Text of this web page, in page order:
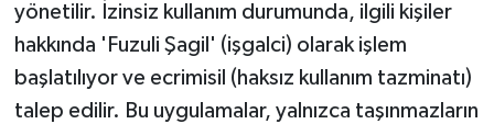
yönetilir. İzinsiz kullanım durumunda, ilgili kişiler
hakkında 'Fuzuli Şagil' (işgalci) olarak işlem
başlatılıyor ve ecrimisil (haksız kullanım tazminatı)
talep edilir. Bu uygulamalar, yalnızca taşınmazların